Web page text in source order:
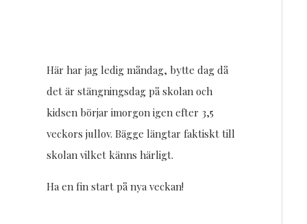
Här har jag ledig måndag, bytte dag då
det är stängningsdag på skolan och
kidsen börjar imorgon igen efter 3,5
veckors jullov. Bägge längtar faktiskt till
skolan vilket känns härligt.
Ha en fin start på nya veckan!